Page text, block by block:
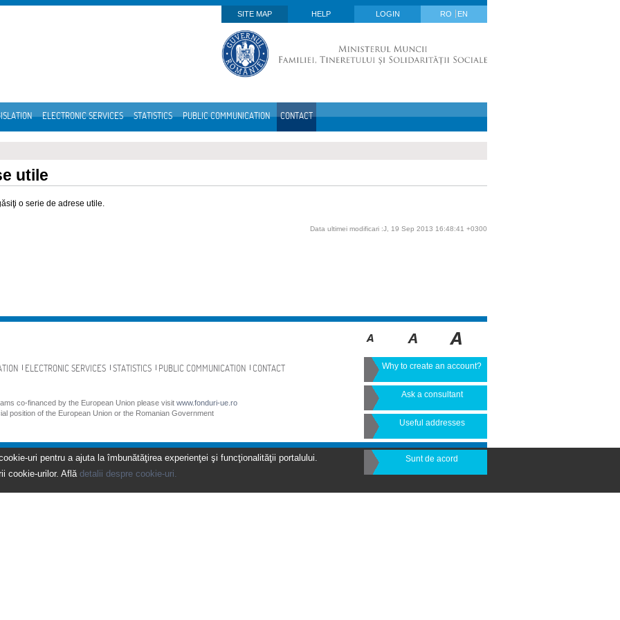
SITE MAP
HELP LOGIN RO EN
ELECTRONIC SERVICES STATISTICS PUBLIC COMMUNICATION CONTACT
utile
o serie de adrese utile.
Data ultimei modificari :J, 19 Sep 2013 16:48:41 +0300
ELECTRONIC SERVICES STATISTICS PUBLIC COMMUNICATION CONTACT
co-financed by the European Union please visit www.fonduri-ue.ro
position of the European Union or the Romanian Government
Why to create an account?
Ask a consultant
Useful addresses
uri pentru a ajuta la îmbunătăţirea experienţei şi funcţionalităţii portalului.
cookie-urilor. Află detalii despre cookie-uri.
Sunt de acord